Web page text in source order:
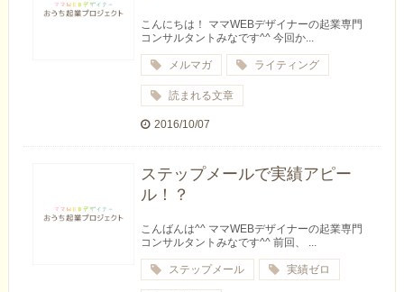
こんにちは！ ママWEBデザイナーの起業専門
コンサルタントみなです^^ 今回か...
メルマガ ライティング
読まれる文章
2016/10/07
ステップメールで実績アピー
ル！？
こんばんは^^ ママWEBデザイナーの起業専門
コンサルタントみなです^^ 前回、 ...
ステップメール 実績ゼロ